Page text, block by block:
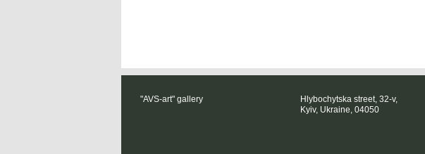
"AVS-art" gallery
Hlybochytska street, 32-v,
Kyiv, Ukraine, 04050